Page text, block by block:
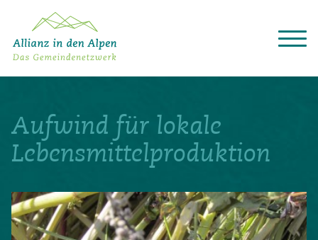
Projekte
Aktuelles
Alpine Kooperationen
DeutschItalianoFrançaisSlovenščinaEnglish
Aufwind für lokale
Lebensmittelproduktion